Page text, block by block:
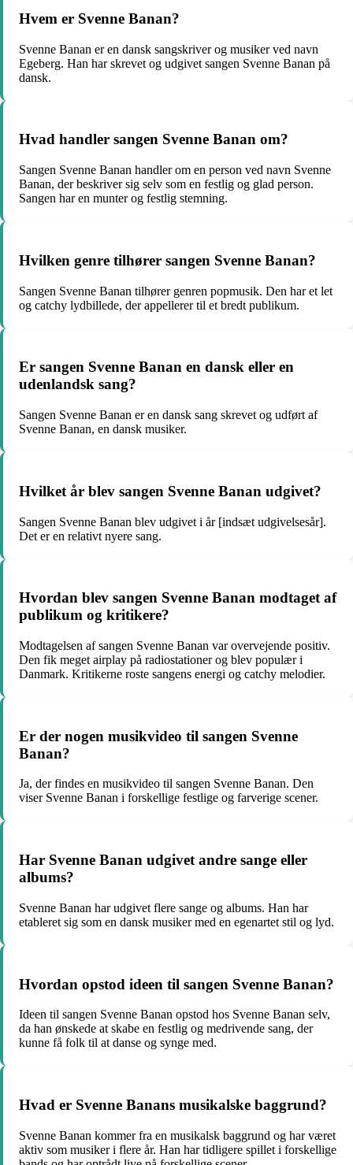
Hvem er Svenne Banan?
Svenne Banan er en dansk sangskriver og musiker ved navn
Egeberg. Han har skrevet og udgivet sangen Svenne Banan på
dansk.
Hvad handler sangen Svenne Banan om?
Sangen Svenne Banan handler om en person ved navn Svenne
Banan, der beskriver sig selv som en festlig og glad person.
Sangen har en munter og festlig stemning.
Hvilken genre tilhører sangen Svenne Banan?
Sangen Svenne Banan tilhører genren popmusik. Den har et let
og catchy lydbillede, der appellerer til et bredt publikum.
Er sangen Svenne Banan en dansk eller en
udenlandsk sang?
Sangen Svenne Banan er en dansk sang skrevet og udført af
Svenne Banan, en dansk musiker.
Hvilket år blev sangen Svenne Banan udgivet?
Sangen Svenne Banan blev udgivet i år [indsæt udgivelsesår].
Det er en relativt nyere sang.
Hvordan blev sangen Svenne Banan modtaget af
publikum og kritikere?
Modtagelsen af sangen Svenne Banan var overvejende positiv.
Den fik meget airplay på radiostationer og blev populær i
Danmark. Kritikerne roste sangens energi og catchy melodier.
Er der nogen musikvideo til sangen Svenne
Banan?
Ja, der findes en musikvideo til sangen Svenne Banan. Den
viser Svenne Banan i forskellige festlige og farverige scener.
Har Svenne Banan udgivet andre sange eller
albums?
Svenne Banan har udgivet flere sange og albums. Han har
etableret sig som en dansk musiker med en egenartet stil og lyd.
Hvordan opstod ideen til sangen Svenne Banan?
Ideen til sangen Svenne Banan opstod hos Svenne Banan selv,
da han ønskede at skabe en festlig og medrivende sang, der
kunne få folk til at danse og synge med.
Hvad er Svenne Banans musikalske baggrund?
Svenne Banan kommer fra en musikalsk baggrund og har været
aktiv som musiker i flere år. Han har tidligere spillet i forskellige